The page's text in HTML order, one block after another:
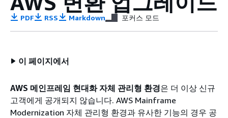
PDF RSS Markdown 포커스 모드
이 페이지에서
AWS 메인프레임 현대화 자체 관리형 환경은 더 이상 신규
고객에게 공개되지 않습니다. AWS Mainframe
Modernization 자체 관리형 환경과 유사한 기능의 경우 공